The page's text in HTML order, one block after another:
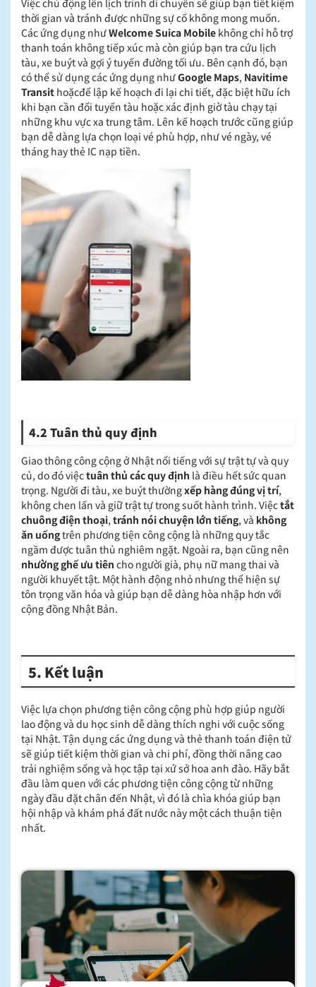
Việc chủ động lên lịch trình di chuyển sẽ giúp bạn tiết kiệm
thời gian và tránh được những sự cố không mong muốn.
Các ứng dụng nhưWelcome Suica Mobile không chỉ hỗ trợ
thanh toán không tiếp xúc mà còn giúp bạn tra cứu lịch
tàu, xe buýt và gợi ý tuyến đường tối ưu. Bên cạnh đó, bạn
có thể sử dụng các ứng dụng nhưGoogle Maps, Navitime
Transit hoặcđể lập kế hoạch đi lại chi tiết, đặc biệt hữu ích
khi bạn cần đổi tuyến tàu hoặc xác định giờ tàu chạy tại
những khu vực xa trung tâm. Lên kế hoạch trước cũng giúp
bạn dễ dàng lựa chọn loại vé phù hợp, như vé ngày, vé
tháng hay thẻ IC nạp tiền.
4.2 Tuân thủ quy định
Giao thông công cộng ở Nhật nổi tiếng với sự trật tự và quy
củ, do đó việctuân thủ các quy định là điều hết sức quan
trọng. Người đi tàu, xe buýt thườngxếp hàng đúng vị trí,
không chen lấn và giữ trật tự trong suốt hành trình. Việctắt
chuông điện thoại, tránh nói chuyện lớn tiếng, và không
ăn uốngtrên phương tiện công cộng là những quy tắc
ngầm được tuân thủ nghiêm ngặt. Ngoài ra, bạn cũng nên
nhường ghế ưu tiên cho người già, phụ nữ mang thai và
người khuyết tật. Một hành động nhỏ nhưng thể hiện sự
tôn trọng văn hóa và giúp bạn dễ dàng hòa nhập hơn với
cộng đồng Nhật Bản.
5. Kết luận
Việc lựa chọn phương tiện công cộng phù hợp giúp người
lao động và du học sinh dễ dàng thích nghi với cuộc sống
tại Nhật. Tận dụng các ứng dụng và thẻ thanh toán điện tử
sẽ giúp tiết kiệm thời gian và chi phí, đồng thời nâng cao
trải nghiệm sống và học tập tại xứ sở hoa anh đào. Hãy bắt
đầu làm quen với các phương tiện công cộng từ những
ngày đầu đặt chân đến Nhật, vì đó là chìa khóa giúp bạn
hội nhập và khám phá đất nước này một cách thuận tiện
nhất.